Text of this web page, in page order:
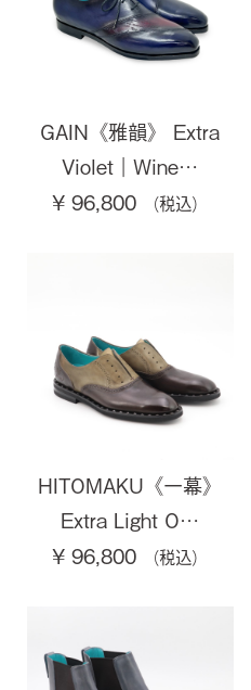
GAIN《雅韻》 Extra
Violet｜Wine…
¥ 96,800
HITOMAKU《一幕》
Extra Light O…
¥ 96,800